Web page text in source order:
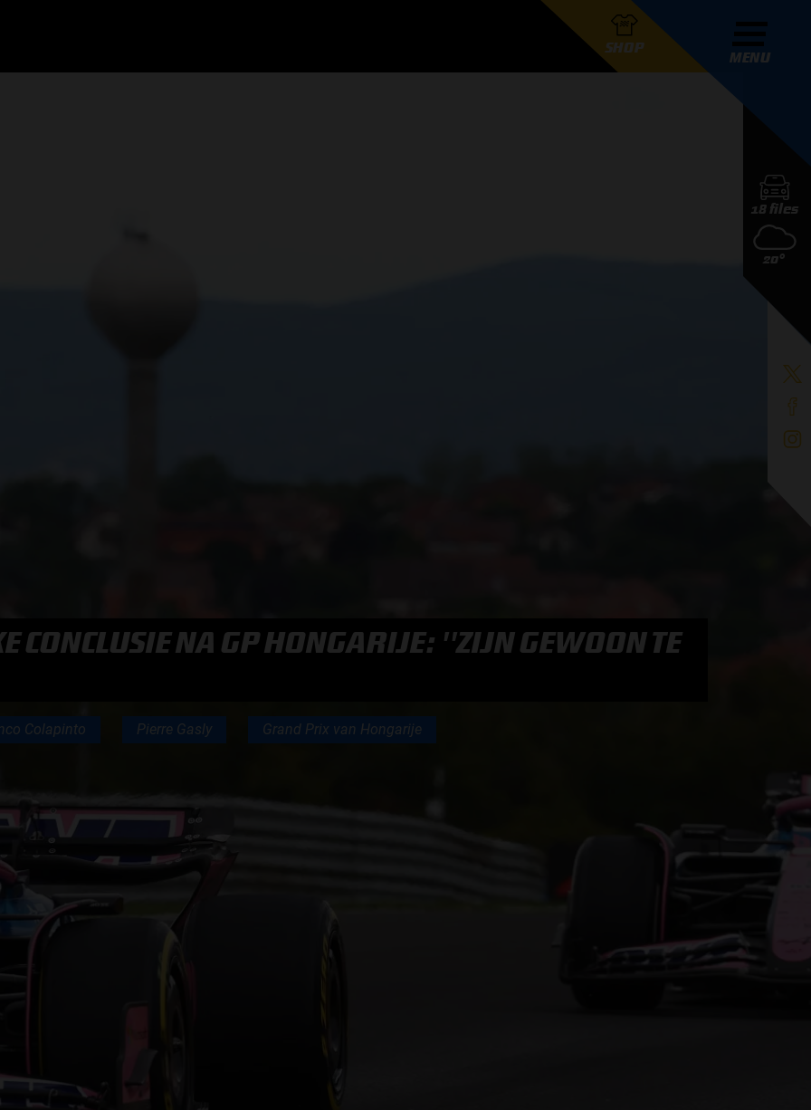
SHOP
MENU
18 files
20°
CONCLUSIE NA GP HONGARIJE: ''ZIJN GEWOON TE
Colapinto Pierre Gasly Grand Prix van Hongarije
AANMELDEN NIEUWSBRIEF